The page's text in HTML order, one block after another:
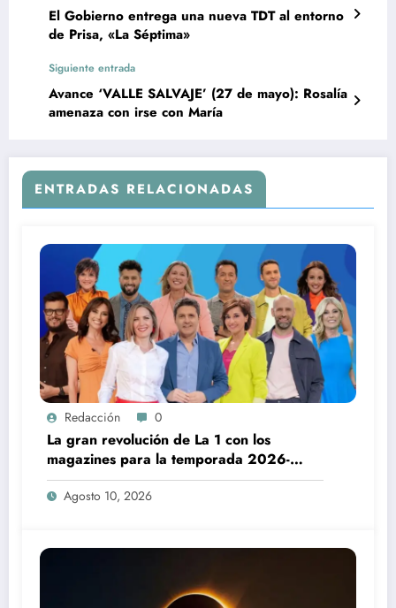
El Gobierno entrega una nueva TDT al entorno
de Prisa, «La Séptima»
Siguiente entrada
Avance ‘VALLE SALVAJE’ (27 de mayo): Rosalía
amenaza con irse con María
ENTRADAS RELACIONADAS
Redacción 0
La gran revolución de La 1 con los
magazines para la temporada 2026-
2027
Agosto 10, 2026